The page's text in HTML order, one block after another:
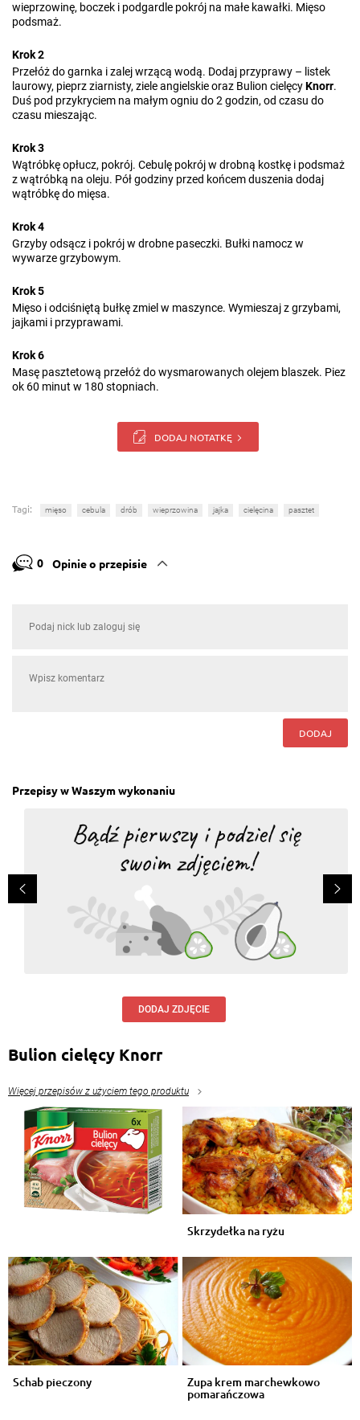
wieprzowinę, boczek i podgardle pokrój na małe kawałki. Mięso
podsmaż.
Krok 2
Przełóż do garnka i zalej wrzącą wodą. Dodaj przyprawy – listek
laurowy, pieprz ziarnisty, ziele angielskie oraz Bulion cielęcyKnorr.
Duś pod przykryciem na małym ogniu do 2 godzin, od czasu do
czasu mieszając.
Krok 3
Wątróbkę opłucz, pokrój. Cebulę pokrój w drobną kostkę i podsmaż
z wątróbką na oleju. Pół godziny przed końcem duszenia dodaj
wątróbkę do mięsa.
Krok 4
Grzyby odsącz i pokrój w drobne paseczki. Bułki namocz w
wywarze grzybowym.
Krok 5
Mięso i odciśniętą bułkę zmiel w maszynce. Wymieszaj z grzybami,
jajkami i przyprawami.
Krok 6
Masę pasztetową przełóż do wysmarowanych olejem blaszek. Piez
ok 60 minut w 180 stopniach.
DODAJ NOTATKĘ
Tagi: mięso cebula drób wieprzowina jajka cielęcina pasztet
0 Opinie o przepisie
DODAJ
Przepisy w Waszym wykonaniu
DODAJ ZDJĘCIE
Bulion cielęcy Knorr
Więcej przepisów z użyciem tego produktu
Skrzydełka na ryżu
Schab pieczony Zupa krem marchewkowo
pomarańczowa